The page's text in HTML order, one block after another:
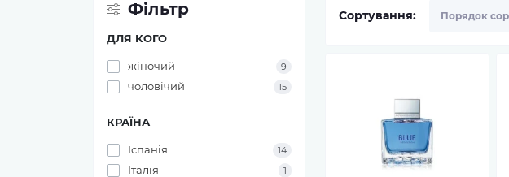
Фільтр
ДЛЯ КОГО
жіночий 9
чоловічий 15
КРАЇНА
Іспанія 14
Італія 1
Сортування: